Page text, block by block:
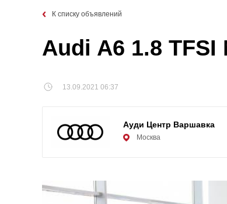
К списку объявлений
Audi A6 1.8
13.09.2021 06:37
Ауди Центр Варшавка
Москва